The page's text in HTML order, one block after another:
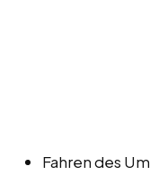
Fahren des